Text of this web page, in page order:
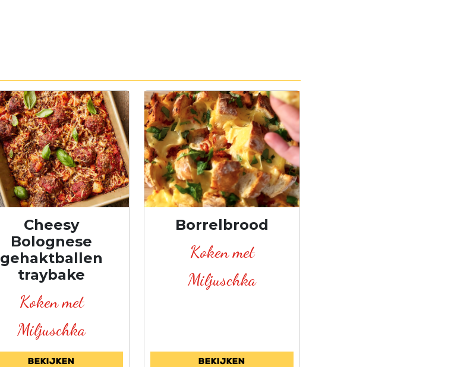
Cheesy
Bolognese
gehaktballen
traybake
Koken met
Miljuschka
Bekijken
Borrelbrood
Koken met
Miljuschka
Bekijken